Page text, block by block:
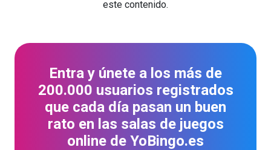
este contenido.
Entra y únete a los más de
200.000 usuarios registrados
que cada día pasan un buen
rato en las salas de juegos
online de YoBingo.es